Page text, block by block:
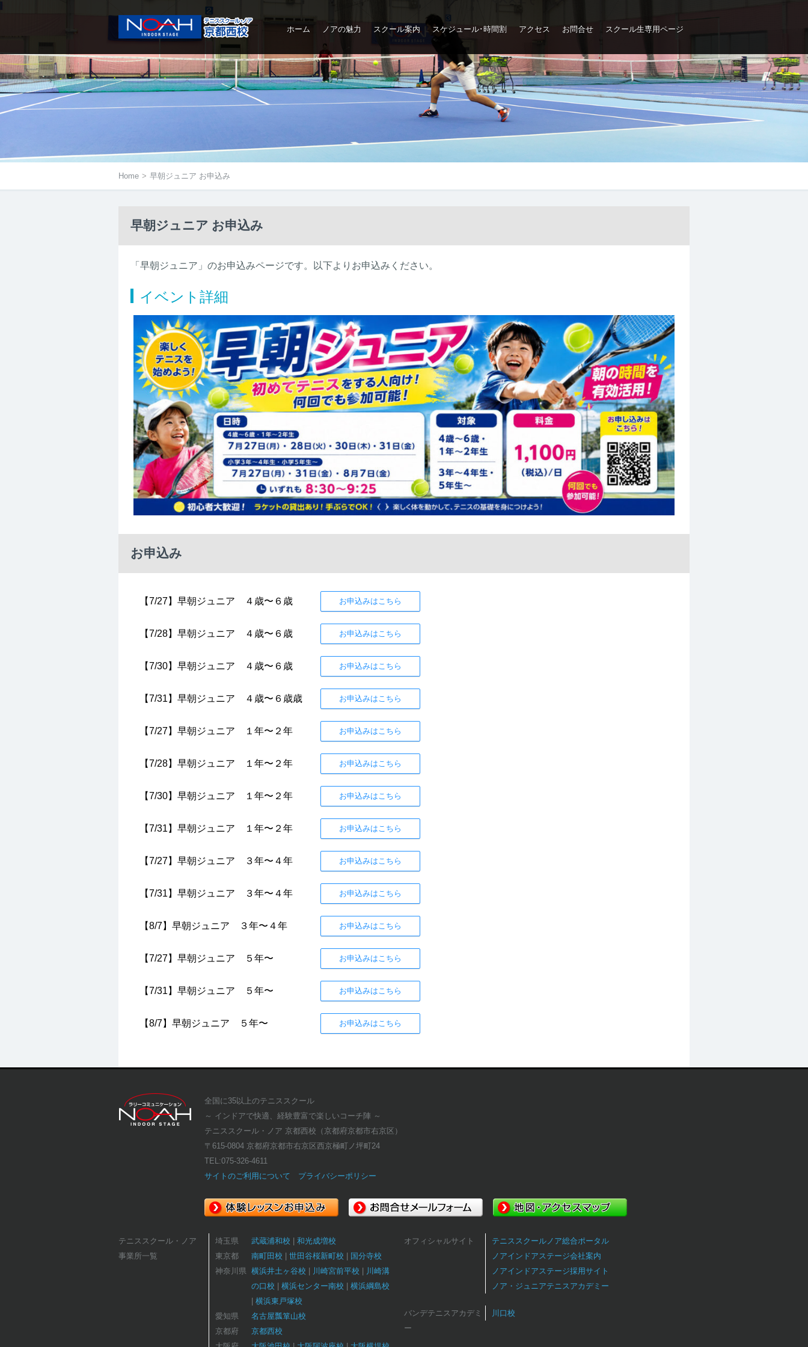
メニューは右にあるアイコンをタップ
ホーム ノアの魅力 スクール案内 スケジュール･時間割 アクセス お問合せ スクール生専用ページ
Home > 早朝ジュニア お申込み
早朝ジュニア お申込み
「早朝ジュニア」のお申込みページです。以下よりお申込みください。
イベント詳細
お申込み
【7/27】早朝ジュニア ４歳〜６歳 お申込みはこちら
【7/28】早朝ジュニア ４歳〜６歳 お申込みはこちら
【7/30】早朝ジュニア ４歳〜６歳 お申込みはこちら
【7/31】早朝ジュニア ４歳〜６歳歳 お申込みはこちら
【7/27】早朝ジュニア １年〜２年 お申込みはこちら
【7/28】早朝ジュニア １年〜２年 お申込みはこちら
【7/30】早朝ジュニア １年〜２年 お申込みはこちら
【7/31】早朝ジュニア １年〜２年 お申込みはこちら
【7/27】早朝ジュニア ３年〜４年 お申込みはこちら
【7/31】早朝ジュニア ３年〜４年 お申込みはこちら
【8/7】早朝ジュニア ３年〜４年 お申込みはこちら
【7/27】早朝ジュニア ５年〜 お申込みはこちら
【7/31】早朝ジュニア ５年〜 お申込みはこちら
【8/7】早朝ジュニア ５年〜 お申込みはこちら
全国に35以上のテニススクール
～ インドアで快適、経験豊富で楽しいコーチ陣 ～
テニススクール・ノア 京都西校（京都府京都市右京区）
〒615-0804 京都府京都市右京区西京極町ノ坪町24
TEL:075-326-4611
サイトのご利用について
プライバシーポリシー
テニススクール・ノア
事業所一覧
埼玉県 武蔵浦和校
和光成増校
東京都
南町田校 世田谷桜新町校
国分寺校
神奈川県 横浜井土ヶ谷校 川崎宮前平校
川崎溝
の口校
横浜センター南校
横浜綱島校
横浜東戸塚校
愛知県
名古屋瓢箪山校
京都府
京都西校
オフィシャルサイト
テニススクールノア総合ポータル
ノアインドアステージ会社案内
ノアインドアステージ採用サイト
ノア・ジュニアテニスアカデミー
バンデテニスアカデミ
ー
川口校